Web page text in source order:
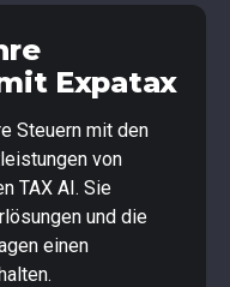
Expatax
Steuern mit den
von
TAX AI. Sie
und die
einen